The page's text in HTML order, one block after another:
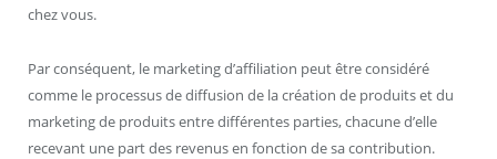
chez vous.
Par conséquent, le marketing d’affiliation peut être considéré
comme le processus de diffusion de la création de produits et du
marketing de produits entre différentes parties, chacune d’elle
recevant une part des revenus en fonction de sa contribution.